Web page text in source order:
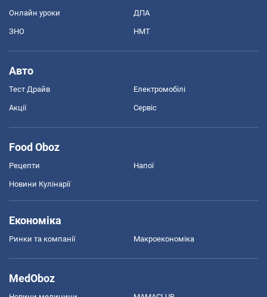
Онлайн уроки ДПА
ЗНО НМТ
Авто
Тест Драйв Електромобілі
Акції Сервіс
Food Oboz
Рецепти Напої
Новини Кулінарії
Економіка
Ринки та компанії Макроекономіка
MedOboz